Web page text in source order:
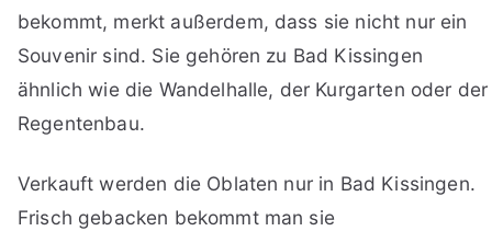
bekommt, merkt außerdem, dass sie nicht nur ein
Souvenir sind. Sie gehören zu Bad Kissingen
ähnlich wie die Wandelhalle, der Kurgarten oder der
Regentenbau.
Verkauft werden die Oblaten nur in Bad Kissingen.
Frisch gebacken bekommt man sie